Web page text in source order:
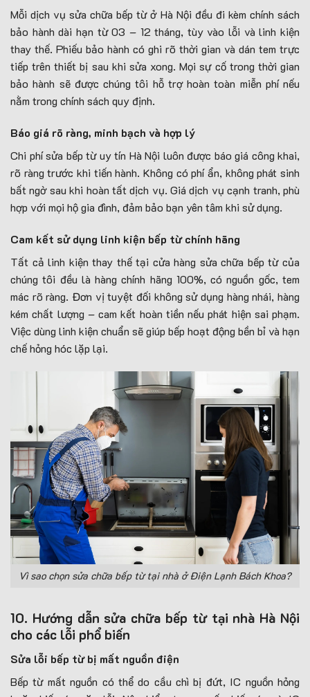
Mỗi dịch vụ sửa chữa bếp từ ở Hà Nội đều đi kèm chính sách
bảo hành dài hạn từ 03 – 12 tháng, tùy vào lỗi và linh kiện
thay thế. Phiếu bảo hành có ghi rõ thời gian và dán tem trực
tiếp trên thiết bị sau khi sửa xong. Mọi sự cố trong thời gian
bảo hành sẽ được chúng tôi hỗ trợ hoàn toàn miễn phí nếu
nằm trong chính sách quy định.
Báo giá rõ ràng, minh bạch và hợp lý
Chi phí sửa bếp từ uy tín Hà Nội luôn được báo giá công khai,
rõ ràng trước khi tiến hành. Không có phí ẩn, không phát sinh
bất ngờ sau khi hoàn tất dịch vụ. Giá dịch vụ cạnh tranh, phù
hợp với mọi hộ gia đình, đảm bảo bạn yên tâm khi sử dụng.
Cam kết sử dụng linh kiện bếp từ chính hãng
Tất cả linh kiện thay thế tại cửa hàng sửa chữa bếp từ của
chúng tôi đều là hàng chính hãng 100%, có nguồn gốc, tem
mác rõ ràng. Đơn vị tuyệt đối không sử dụng hàng nhái, hàng
kém chất lượng – cam kết hoàn tiền nếu phát hiện sai phạm.
Việc dùng linh kiện chuẩn sẽ giúp bếp hoạt động bền bỉ và hạn
chế hỏng hóc lặp lại.
Vì sao chọn sửa chữa bếp từ tại nhà ở Điện Lạnh Bách Khoa?
10. Hướng dẫn sửa chữa bếp từ tại nhà Hà Nội
cho các lỗi phổ biến
Sửa lỗi bếp từ bị mất nguồn điện
Bếp từ mất nguồn có thể do cầu chì bị đứt, IC nguồn hỏng